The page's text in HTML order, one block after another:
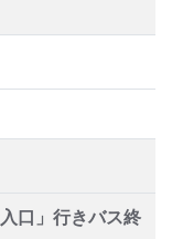
口」行きバス終